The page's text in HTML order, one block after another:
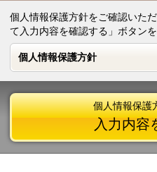
個人情報保護方針をご確認いた
て入力内容を確認する」ボタンを
個人情報保護方針
個人情報保護方針
個人情報保護
入力内容